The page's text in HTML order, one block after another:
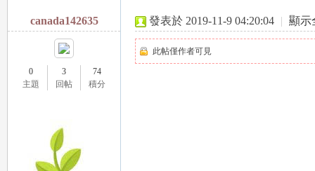
canada142635
0
主題
3
回帖
74
積分
發表於 2019-11-9 04:20:04 | 顯示
此帖僅作者可見